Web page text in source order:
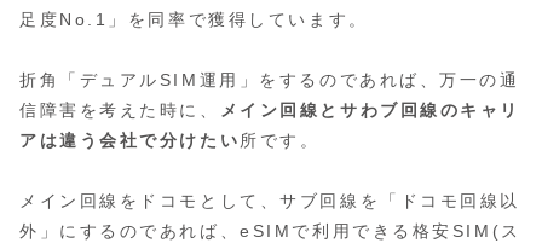
足度No.1」を同率で獲得しています。
折角「デュアルSIM運用」をするのであれば、万一の通
信障害を考えた時に、
メイン回線とサわブ回線のキャリ
アは違う会社で分けたい所です。
メイン回線をドコモとして、サブ回線を「ドコモ回線以
外」にするのであれば、eSIMで利用できる格安SIM(ス